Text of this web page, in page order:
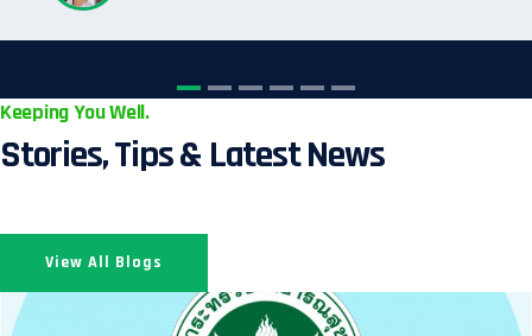
Keeping You Well.
Stories, Tips & Latest News
View All Blogs